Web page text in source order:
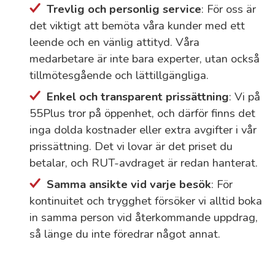
Trevlig och personlig service: För oss är
det viktigt att bemöta våra kunder med ett
leende och en vänlig attityd. Våra
medarbetare är inte bara experter, utan också
tillmötesgående och lättillgängliga.
Enkel och transparent prissättning: Vi på
55Plus tror på öppenhet, och därför finns det
inga dolda kostnader eller extra avgifter i vår
prissättning. Det vi lovar är det priset du
betalar, och RUT-avdraget är redan hanterat.
Samma ansikte vid varje besök: För
kontinuitet och trygghet försöker vi alltid boka
in samma person vid återkommande uppdrag,
så länge du inte föredrar något annat.